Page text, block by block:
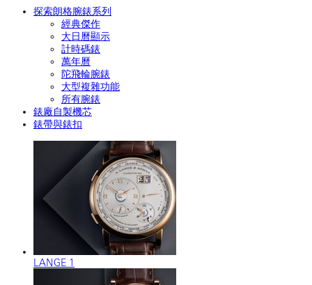
探索朗格腕錶系列
經典傑作
大日曆顯示
計時碼錶
萬年曆
陀飛輪腕錶
大型複雜功能
所有腕錶
錶廠自製機芯
錶帶與錶扣
LANGE 1